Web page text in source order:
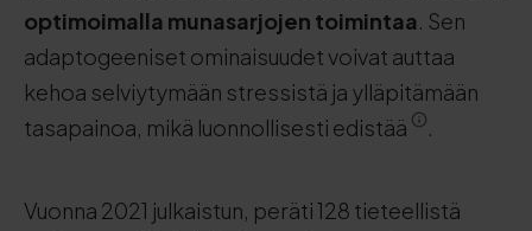
optimoimalla munasarjojen toimintaa. Sen
adaptogeeniset ominaisuudet voivat auttaa
kehoa selviytymään stressistä ja ylläpitämään
tasapainoa, mikä luonnollisesti edistää
.
Vuonna 2021 julkaistun, peräti 128 tieteellistä